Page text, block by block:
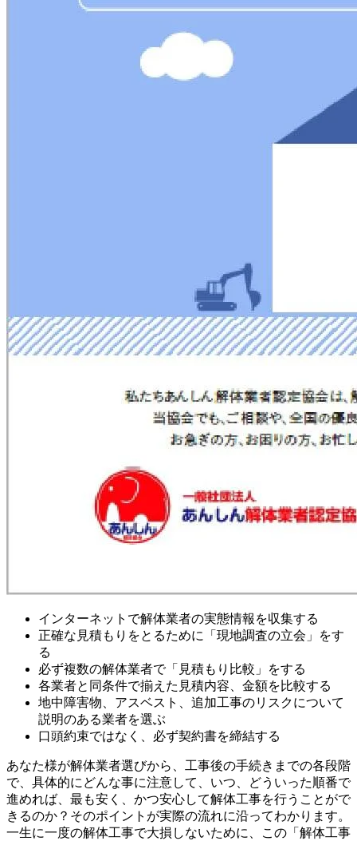
インターネットで解体業者の実態情報を収集する
正確な見積もりをとるために「現地調査の立会」をす
る
必ず複数の解体業者で「見積もり比較」をする
各業者と同条件で揃えた見積内容、金額を比較する
地中障害物、アスベスト、追加工事のリスクについて
説明のある業者を選ぶ
口頭約束ではなく、必ず契約書を締結する
あなた様が解体業者選びから、工事後の手続きまでの各段階
で、具体的にどんな事に注意して、いつ、どういった順番で
進めれば、最も安く、かつ安心して解体工事を行うことがで
きるのか？そのポイントが実際の流れに沿ってわかります。
一生に一度の解体工事で大損しないために、この「解体工事